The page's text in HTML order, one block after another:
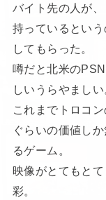
バイト先の人が
持っているとい
してもらった。
噂だと北米の
しいうらやましい
これまでトロコ
ぐらいの価値し
るゲーム。
映像がとてもと
彩。